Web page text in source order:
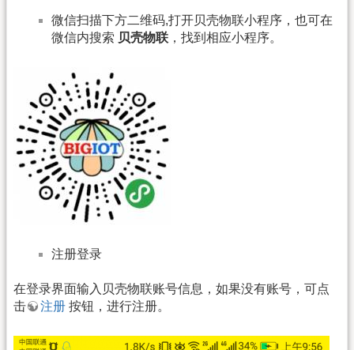
微信扫描下方二维码,打开贝壳物联小程序，也可在
微信内搜索 贝壳物联 ，找到相应小程序。
注册登录
在登录界面输入贝壳物联账号信息，如果没有账号，可点
击
注册 按钮，进行注册。